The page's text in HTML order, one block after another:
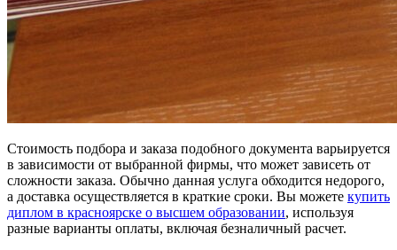
Стоимость подбора и заказа подобного документа варьируется
в зависимости от выбранной фирмы, что может зависеть от
сложности заказа. Обычно данная услуга обходится недорого,
а доставка осуществляется в краткие сроки. Вы можете купить
диплом в красноярске о высшем образовании, используя
разные варианты оплаты, включая безналичный расчет.